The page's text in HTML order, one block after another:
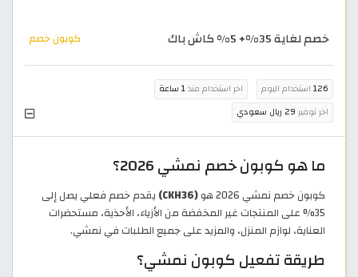
خصم لغاية 35%+ 5% كاش باك كوبون خصم
126 استخدام اليوم اخر استخدام منذ1 ساعة
اخر توفير 29 ريال سعودي
ما هو كوبون خصم نمشي 2026؟
كوبون خصم نمشي 2026 هو (CKH36)
يقدم خصم فعلي يصل إلى
35% على المنتجات غير المخفضة من الأزياء، الأحذية، مستحضرات
العناية، لوازم المنزل، والمزيد على جميع الطلبات في نمشي.
طريقة تفعيل كوبون نمشي؟